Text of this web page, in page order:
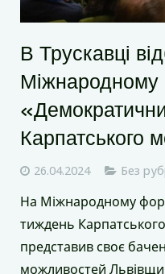
В Трускавці
Міжнародному
Карпатського
26.04.2024 Без
На Міжнародному
тиждень
представив своє
можливостей